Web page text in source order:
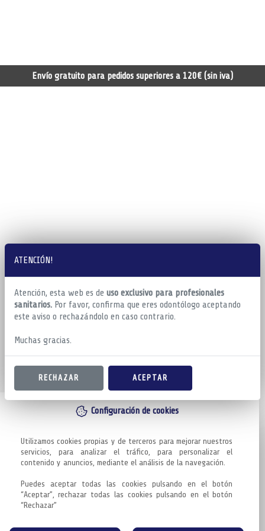
ATENCIÓN!
Atención, esta web es de uso exclusivo para profesionales
sanitarios. Por favor, confirma que eres odontólogo aceptando
este aviso o rechazándolo en caso contrario.
Muchas gracias.
RECHAZAR ACEPTAR
Configuración de cookies
Utilizamos cookies propias y de terceros para mejorar nuestros
servicios, para analizar el tráfico, para personalizar el
contenido y anuncios, mediante el análisis de la navegación.
Puedes aceptar todas las cookies pulsando en el botón
“Aceptar”, rechazar todas las cookies pulsando en el botón
“Rechazar”
Envío gratuito para pedidos superiores a 120€ (sin iva)